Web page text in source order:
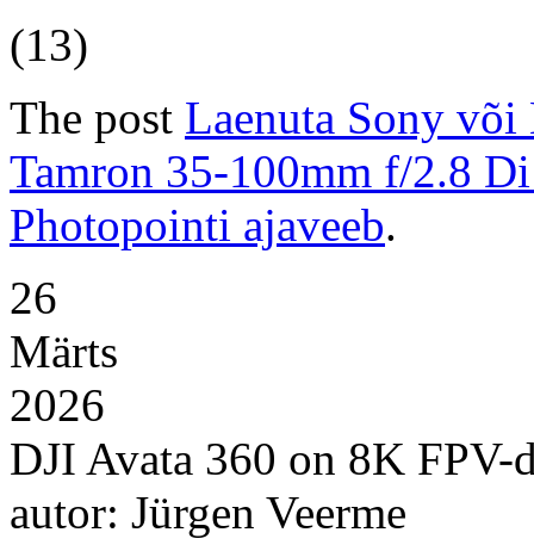
(13)
The post Laenuta Sony
Tamron 35-100mm f/2.8
Photopointi ajaveeb.
26
Märts
2026
DJI Avata 360 on 8K FPV-
autor: Jürgen Veerme